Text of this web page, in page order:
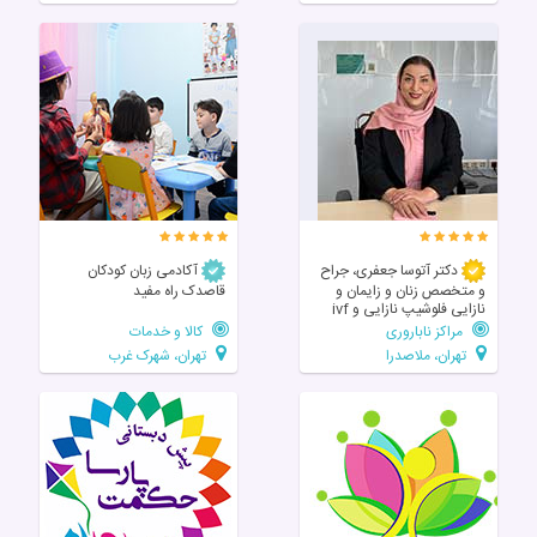
دکتر آتوسا جعفری، جراح
و متخصص زنان و زایمان و
نازایی فلوشیپ نازایی و ivf
مراکز ناباروری
تهران، ملاصدرا
آکادمی زبان کودکان
قاصدک راه مفید
کالا و خدمات
تهران، شهرک غرب